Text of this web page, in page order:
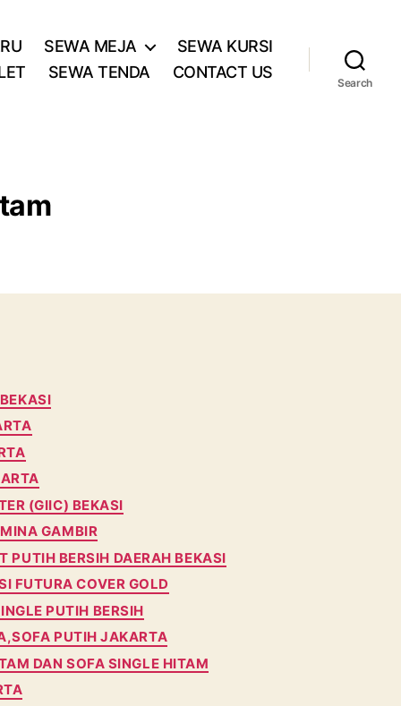
SEWA MEJA
SEWA KURSI
SEWA TENDA CONTACT US
Search
(GIIC) BEKASI
GAMBIR
PUTIH BERSIH DAERAH BEKASI
FUTURA COVER GOLD
PUTIH BERSIH
PUTIH JAKARTA
DAN SOFA SINGLE HITAM